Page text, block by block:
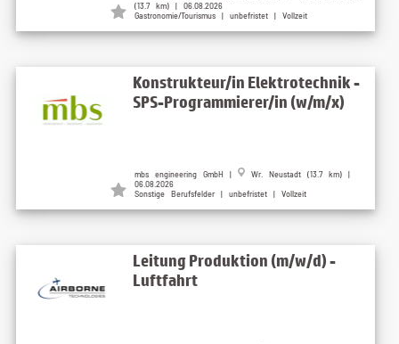
(13.7 km) | 06.08.2026
Gastronomie/Tourismus | unbefristet | Vollzeit
Konstrukteur/in Elektrotechnik -
SPS-Programmierer/in (w/m/x)
mbs engineering GmbH |
Wr. Neustadt (13.7 km) |
06.08.2026
Sonstige Berufsfelder | unbefristet | Vollzeit
Leitung Produktion (m/w/d) -
Luftfahrt